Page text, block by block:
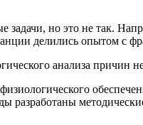
но это не так.
делились опытом с
анализа
разработаны